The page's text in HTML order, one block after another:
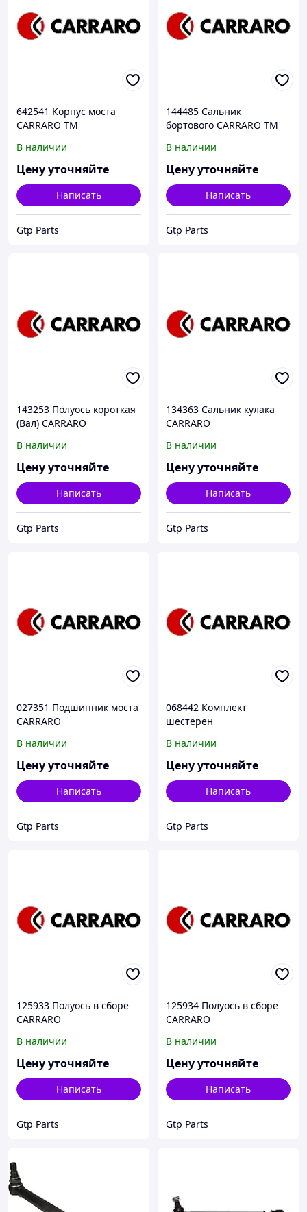
642541 Корпус моста
CARRARO TM
В наличии
Цену уточняйте
Написать
Gtp Parts
144485 Сальник
бортового CARRARO TM
В наличии
Цену уточняйте
Написать
Gtp Parts
143253 Полуось короткая
(Вал) CARRARO
В наличии
Цену уточняйте
Написать
Gtp Parts
134363 Сальник кулака
CARRARO
В наличии
Цену уточняйте
Написать
Gtp Parts
027351 Подшипник моста
CARRARO
В наличии
Цену уточняйте
Написать
Gtp Parts
068442 Комплект
шестерен
В наличии
Цену уточняйте
Написать
Gtp Parts
125933 Полуось в сборе
CARRARO
В наличии
Цену уточняйте
Написать
Gtp Parts
125934 Полуось в сборе
CARRARO
В наличии
Цену уточняйте
Написать
Gtp Parts